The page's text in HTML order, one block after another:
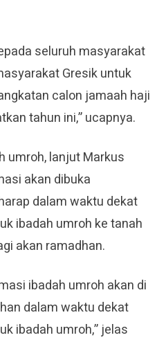
seluruh masyarakat
Gresik untuk
calon jamaah haji
tahun ini,” ucapnya.
umroh, lanjut Markus
akan dibuka
dalam waktu dekat
ibadah umroh ke tanah
akan ramadhan.
ibadah umroh akan di
dalam waktu dekat
ibadah umroh,” jelas